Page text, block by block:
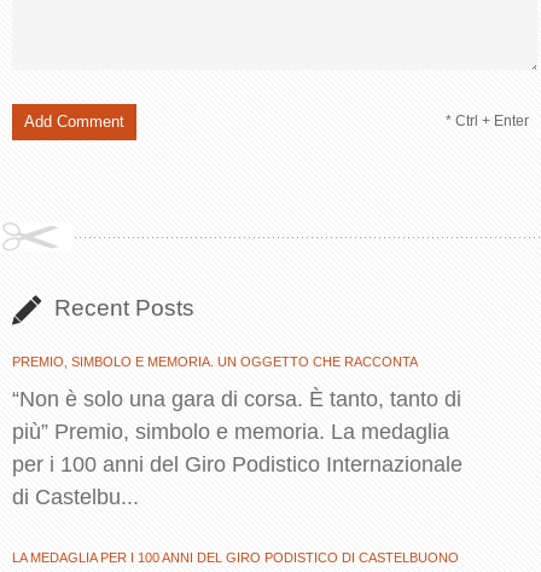
* Ctrl + Enter
Recent Posts
PREMIO, SIMBOLO E MEMORIA. UN OGGETTO CHE RACCONTA
“Non è solo una gara di corsa. È tanto, tanto di
più” Premio, simbolo e memoria. La medaglia
per i 100 anni del Giro Podistico Internazionale
di Castelbu...
LA MEDAGLIA PER I 100 ANNI DEL GIRO PODISTICO DI CASTELBUONO